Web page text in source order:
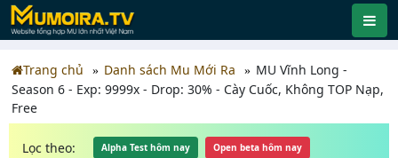
Trang chủ Danh sách Mu Mới Ra
MU Vĩnh Long -
Season 6 - Exp: 9999x - Drop: 30% - Cày Cuốc, Không TOP Nạp,
Free
Lọc theo: Alpha Test hôm nay Open beta hôm nay